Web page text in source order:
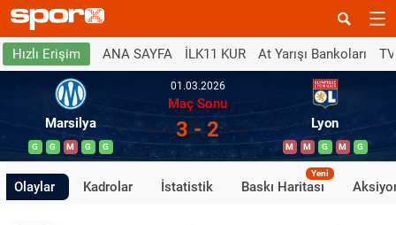
Hızlı Erişim ANA SAYFA İLK11 KUR At Yarışı Bankoları
Marsilya
G G M G G
01.03.2026
Maç Sonu
3 - 2 Lyon
M M G M G
Olaylar Kadrolar İstatistik Baskı Haritası
Yeni